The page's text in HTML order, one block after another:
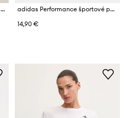
adidas Performance tréningové nohavice dámske Essentials
adidas Performance športové ponožky
14,90 €